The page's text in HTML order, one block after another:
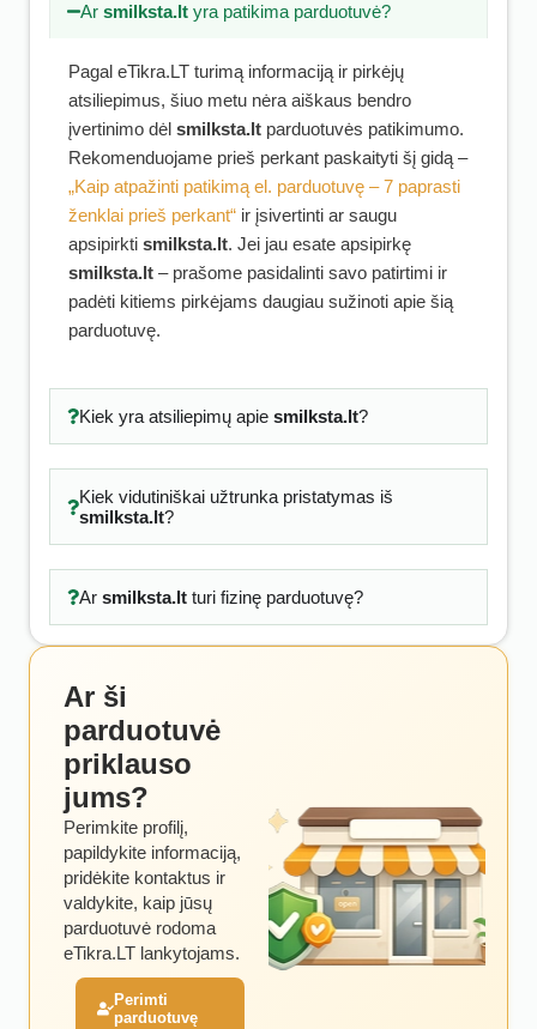
Arsmilksta.lt yra patikima parduotuvė?
Pagal eTikra.LT turimą informaciją ir pirkėjų
atsiliepimus, šiuo metu nėra aiškaus bendro
įvertinimo dėl smilksta.lt parduotuvės patikimumo.
Rekomenduojame prieš perkant paskaityti šį gidą –
„Kaip atpažinti patikimą el. parduotuvę – 7 paprasti
ženklai prieš perkant“ ir įsivertinti ar saugu
apsipirkti smilksta.lt. Jei jau esate apsipirkę
smilksta.lt – prašome pasidalinti savo patirtimi ir
padėti kitiems pirkėjams daugiau sužinoti apie šią
parduotuvę.
Kiek yra atsiliepimų apie smilksta.lt?
Kiek vidutiniškai užtrunka pristatymas iš
smilksta.lt?
Ar smilksta.ltturi fizinę parduotuvę?
Ar ši
parduotuvė
priklauso
jums?
Perimkite profilį,
papildykite informaciją,
pridėkite kontaktus ir
valdykite, kaip jūsų
parduotuvė rodoma
eTikra.LT lankytojams.
Perimti
parduotuvę